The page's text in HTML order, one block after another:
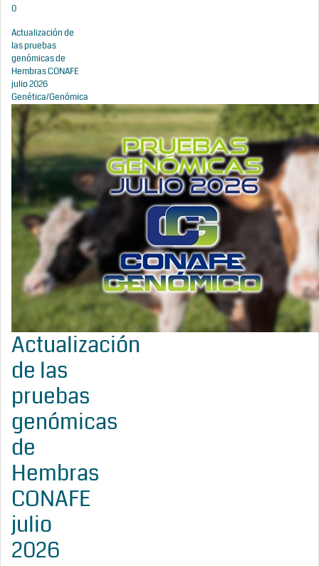
0
Actualización de
las pruebas
genómicas de
Hembras CONAFE
julio 2026
Genética/Genómica
Actualización
de las
pruebas
genómicas
de
Hembras
CONAFE
julio
2026